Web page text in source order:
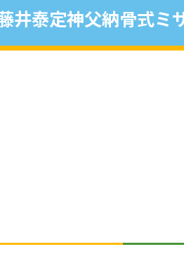
井泰定神父納骨式ミ